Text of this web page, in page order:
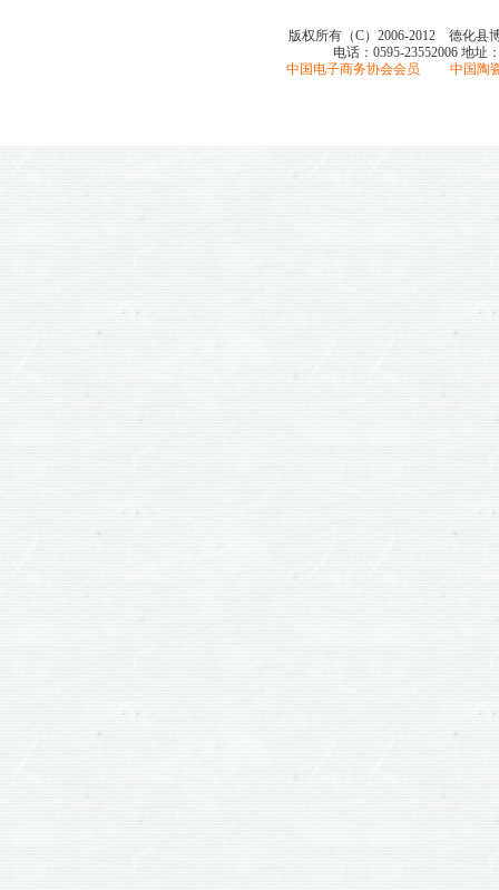
版权所有（C）2006-2012 德化县
电话：0595-23552006 地址
中国电子商务协会会员 中国陶